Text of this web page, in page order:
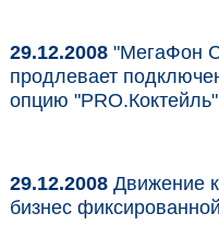
29.12.2008 "МегаФон
продлевает
опцию
29.12.2008 Движение
бизнес